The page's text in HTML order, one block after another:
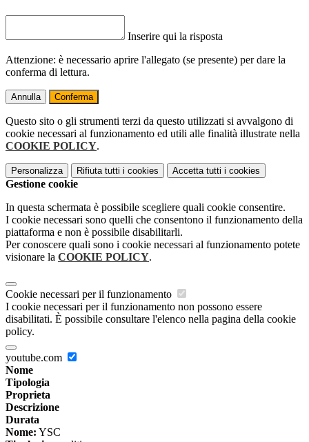
Inserire qui la risposta
Attenzione: è necessario aprire l'allegato (se presente) per dare la
conferma di lettura.
Annulla Conferma
Questo sito o gli strumenti terzi da questo utilizzati si avvalgono di
cookie necessari al funzionamento ed utili alle finalità illustrate nella
COOKIE POLICY.
Personalizza Rifiuta tutti i cookies Accetta tutti i cookies
Gestione cookie
In questa schermata è possibile scegliere quali cookie consentire.
I cookie necessari sono quelli che consentono il funzionamento della
piattaforma e non è possibile disabilitarli.
Per conoscere quali sono i cookie necessari al funzionamento potete
visionare la COOKIE POLICY.
Cookie necessari per il funzionamento
I cookie necessari per il funzionamento non possono essere
disabilitati. È possibile consultare l'elenco nella pagina della cookie
policy.
youtube.com
Nome
Tipologia
Proprieta
Descrizione
Durata
Nome: YSC